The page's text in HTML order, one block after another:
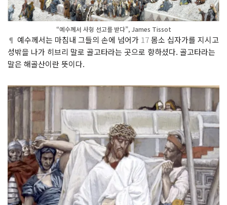
“예수께서 사형 선고를 받다”, James Tissot
¶ 예수께서는 마침내 그들의 손에 넘어가 17몸소 십자가를 지시고
성밖을 나가 히브리 말로 골고타라는 곳으로 향하셨다. 골고타라는
말은 해골산이란 뜻이다.